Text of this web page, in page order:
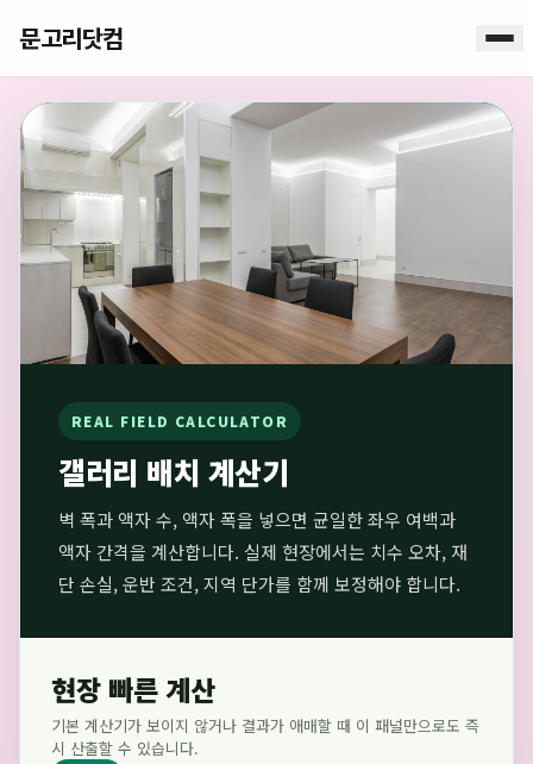
문고리닷컴
REAL FIELD CALCULATOR
갤러리 배치 계산기
벽 폭과 액자 수, 액자 폭을 넣으면 균일한 좌우 여백과
액자 간격을 계산합니다. 실제 현장에서는 치수 오차, 재
단 손실, 운반 조건, 지역 단가를 함께 보정해야 합니다.
현장 빠른 계산
기본 계산기가 보이지 않거나 결과가 애매할 때 이 패널만으로도 즉
시 산출할 수 있습니다.